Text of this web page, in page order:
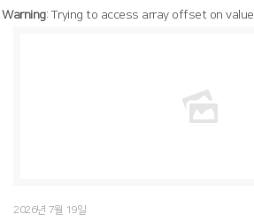
Warning: Trying to access array offset on
2026년 7월 19일